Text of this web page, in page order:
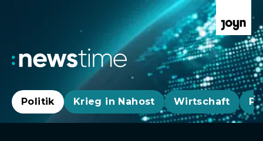
Politik Krieg in Nahost Wirtschaft